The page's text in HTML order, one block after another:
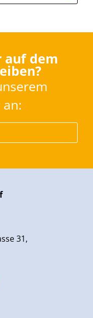
dem
31,